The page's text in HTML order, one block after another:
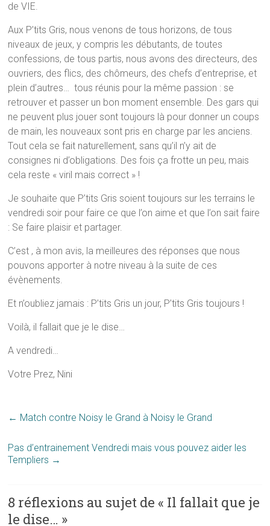
de VIE.
Aux P’tits Gris, nous venons de tous horizons, de tous
niveaux de jeux, y compris les débutants, de toutes
confessions, de tous partis, nous avons des directeurs, des
ouvriers, des flics, des chômeurs, des chefs d’entreprise, et
plein d’autres… tous réunis pour la même passion : se
retrouver et passer un bon moment ensemble. Des gars qui
ne peuvent plus jouer sont toujours là pour donner un coups
de main, les nouveaux sont pris en charge par les anciens.
Tout cela se fait naturellement, sans qu’il n’y ait de
consignes ni d’obligations. Des fois ça frotte un peu, mais
cela reste « viril mais correct » !
Je souhaite que P’tits Gris soient toujours sur les terrains le
vendredi soir pour faire ce que l’on aime et que l’on sait faire
: Se faire plaisir et partager.
C’est , à mon avis, la meilleures des réponses que nous
pouvons apporter à notre niveau à la suite de ces
évènements.
Et n’oubliez jamais : P’tits Gris un jour, P’tits Gris toujours !
Voilà, il fallait que je le dise…
A vendredi…
Votre Prez, Nini
← Match contre Noisy le Grand à Noisy le Grand
Pas d’entrainement Vendredi mais vous pouvez aider les
Templiers →
8 réflexions au sujet de « Il fallait que je
le dise… »